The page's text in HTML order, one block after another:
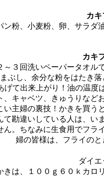
カ
ン粉、小麦粉、卵、サラダ
カキ
～３回洗いペーパータオル
ぶし、余分な粉をはたき
げて出来上がり！油の温
、キャベツ、きゅうりなど
い主婦の裏技！かきを買う
て勘違いしている人は、い
ん。ちなみに生食用でフラ
婦の皆様は、フライのと
ダイエ
きは、１００ｇ６０ｋカロ